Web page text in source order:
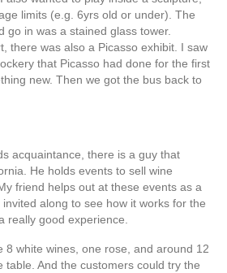
limits (e.g. 6yrs old or under). The
go in was a stained glass tower.
there was also a Picasso exhibit. I saw
that Picasso had done for the first
new. Then we got the bus back to
acquaintance, there is a guy that
He holds events to sell wine
friend helps out at these events as a
along to see how it works for the
really good experience.
8 white wines, one rose, and around 12
table. And the customers could try the